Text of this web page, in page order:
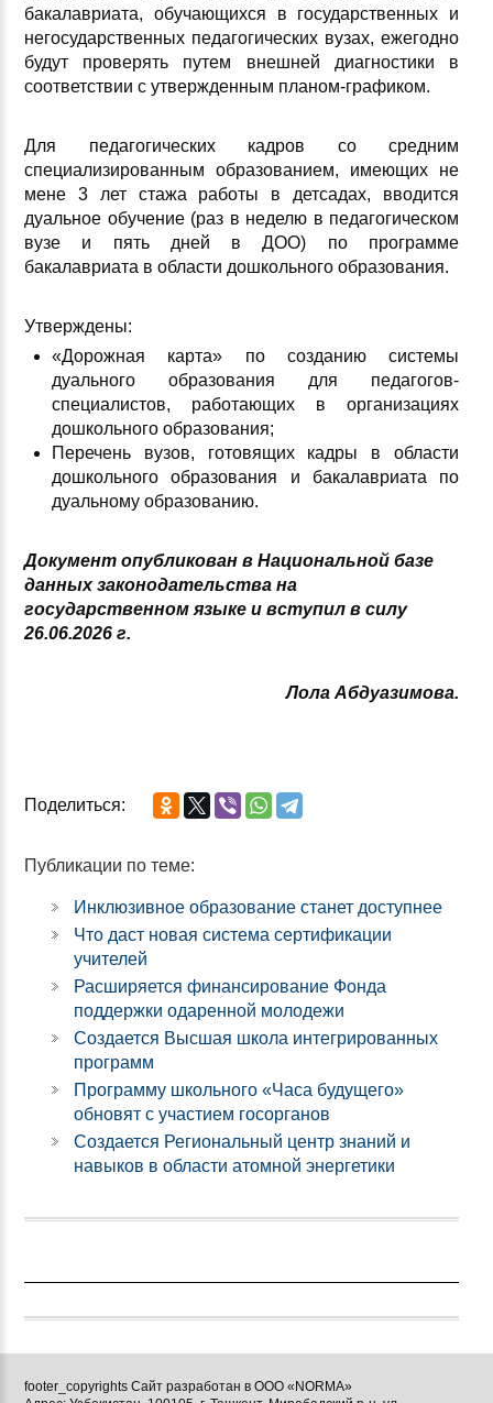
бакалавриата, обучающихся в государственных и
негосударственных педагогических вузах, ежегодно
будут проверять путем внешней диагностики в
соответствии с утвержденным планом-графиком.
Для педагогических кадров со средним
специализированным образованием, имеющих не
мене 3 лет стажа работы в детсадах, вводится
дуальное обучение (раз в неделю в педагогическом
вузе и пять дней в ДОО) по программе
бакалавриата в области дошкольного образования.
Утверждены:
«Дорожная карта» по созданию системы
дуального образования для педагогов-
специалистов, работающих в организациях
дошкольного образования;
Перечень вузов, готовящих кадры в области
дошкольного образования и бакалавриата по
дуальному образованию.
Документ опубликован в Национальной базе
данных законодательства на
государственном языке и вступил в силу
26.06.2026 г.
Лола Абдуазимова.
Поделиться:
Публикации по теме:
Инклюзивное образование станет доступнее
Что даст новая система сертификации
учителей
Расширяется финансирование Фонда
поддержки одаренной молодежи
Создается Высшая школа интегрированных
программ
Программу школьного «Часа будущего»
обновят с участием госорганов
Создается Региональный центр знаний и
навыков в области атомной энергетики
footer_copyrights Сайт разработан в ООО «NORMA»